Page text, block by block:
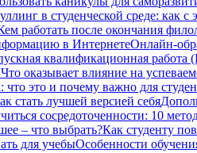
в студенческой среде: как с
работать после окончания
в ИнтернетеОнлайн-
квалификационная работа
Что оказывает влияние на
это и почему важно для
стать лучшей версией себя
сосредоточенности: 10
– что выбрать?Как студенту
для учебыОсобенности